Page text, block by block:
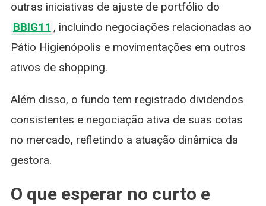
outras iniciativas de ajuste de portfólio do
BBIG11 , incluindo negociações relacionadas ao
Pátio Higienópolis e movimentações em outros
ativos de shopping.
Além disso, o fundo tem registrado dividendos
consistentes e negociação ativa de suas cotas
no mercado, refletindo a atuação dinâmica da
gestora.
O que esperar no curto e